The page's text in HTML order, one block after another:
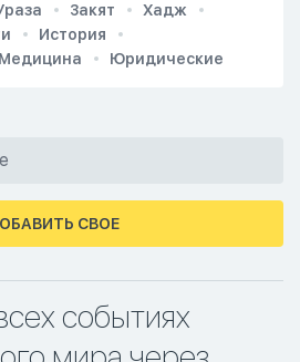
Закят
Хадж
История
Медицина Юридические
СВОЕ
событиях